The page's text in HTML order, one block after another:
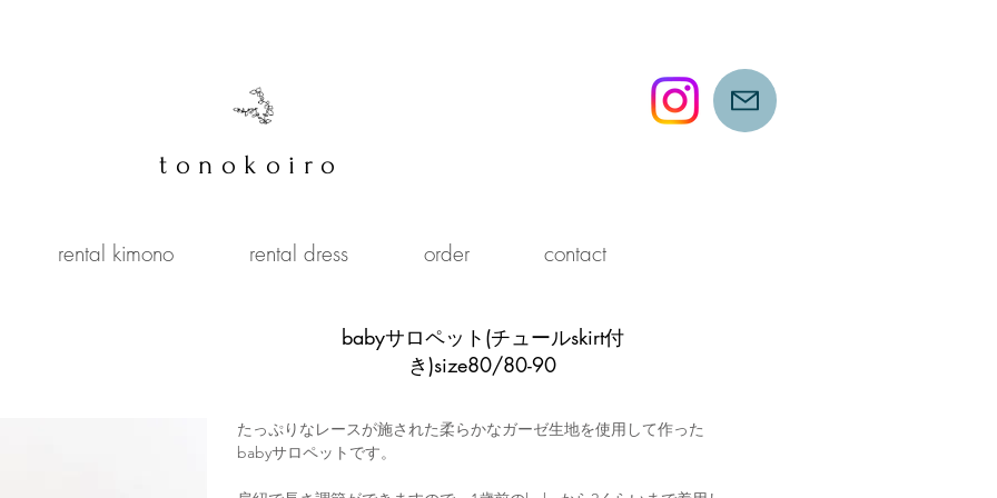
tonokoiro
rental kimono rental dress order contact
​babyサロペット(チュールskirt付
き)size80/80-90
たっぷりなレースが施された柔らかなガーゼ生地を使用して作った
babyサロペットです。